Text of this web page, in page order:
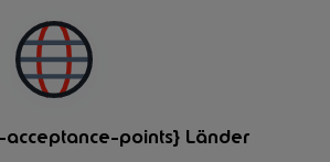
acceptance-points} Länder